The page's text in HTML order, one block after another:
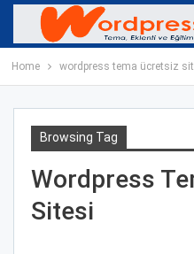
Home wordpress tema ücretsiz
Browsing Tag
Wordpress
Sitesi